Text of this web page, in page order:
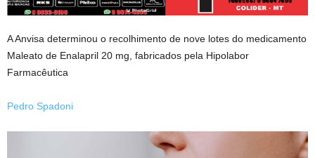
A Anvisa determinou o recolhimento de nove lotes do medicamento
Maleato de Enalapril 20 mg, fabricados pela Hipolabor
Farmacêutica
Pedro Spadoni